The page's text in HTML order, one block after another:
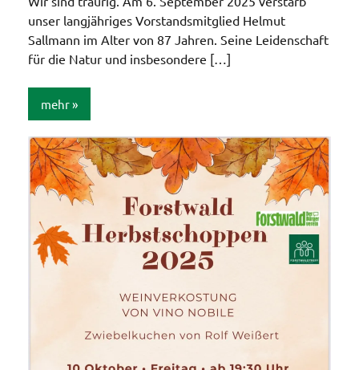
unser langjähriges Vorstandsmitglied Helmut
Sallmann im Alter von 87 Jahren. Seine Leidenschaft
für die Natur und insbesondere […]
mehr
Allgemein